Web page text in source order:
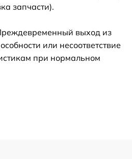
запчасти).
выход из
или несоответствие
при нормальном